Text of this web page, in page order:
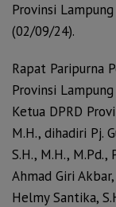
Provinsi
(02/09/24).
Rapat Paripurna
Provinsi
Ketua DPRD
M.H., dihadiri Pj.
S.H., M.H., M.Pd.,
Ahmad Giri
Helmy Santika,